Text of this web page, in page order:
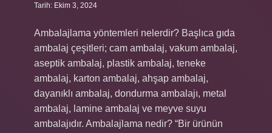
Tarih: Ekim 3, 2024
Ambalajlama yöntemleri nelerdir? Başlıca gıda
ambalaj çeşitleri; cam ambalaj, vakum ambalaj,
aseptik ambalaj, plastik ambalaj, teneke
ambalaj, karton ambalaj, ahşap ambalaj,
dayanıklı ambalaj, dondurma ambalajı, metal
ambalaj, lamine ambalaj ve meyve suyu
ambalajıdır. Ambalajlama nedir? “Bir ürünün